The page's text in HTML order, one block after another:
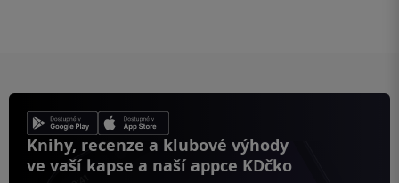
Knihy, recenze a klubové výhody
ve vaší kapse a naší appce KDčko